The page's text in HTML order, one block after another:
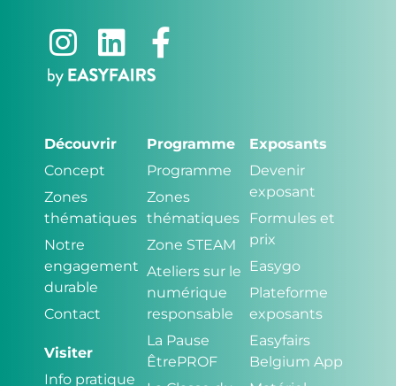
Découvrir
Concept
Zones
thématiques
Notre
engagement
durable
Contact
Visiter
Info pratique
Programme
Programme
Zones
thématiques
Zone STEAM
Ateliers sur le
numérique
responsable
La Pause
ÊtrePROF
Exposants
Devenir
exposant
Formules et
prix
Easygo
Plateforme
exposants
Easyfairs
Belgium App